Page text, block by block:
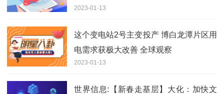
2023-01-13
这个变电站2号主变投产 博白龙潭片区用
电需求获极大改善 全球观察
2023-01-13
世界信息:【新春走基层】大化：加快文